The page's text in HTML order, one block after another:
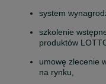
system
szkolenie
produktów
umowę zlecenie
na rynku,